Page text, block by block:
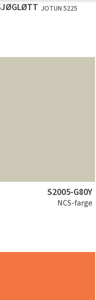
JOTUN 5225
S2005-G80Y
NCS-farge